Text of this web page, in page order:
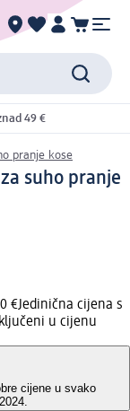
49 €
pranje kose
suho pranje
€Jedinična cijena s
u cijenu
cijene u svako